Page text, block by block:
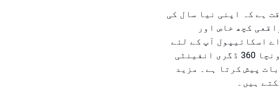
یہ وقت ہے کہ اپنی نیا سال کی
کچھ خاص اور
اسکائیپول آپ کے لئے
بہترین انتخاب ہو سکتا ہے۔ یہ دنیا کا سب سے اونچا 360 ڈگری انفینٹی
پیش کرتا ہے۔ مزید
ہیں۔